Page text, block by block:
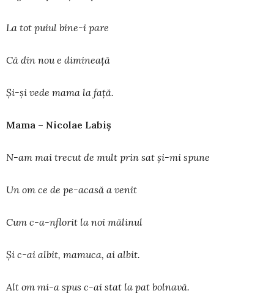
La tot puiul bine-i pare
Că din nou e dimineață
Și-și vede mama la față.
Mama – Nicolae Labiș
N-am mai trecut de mult prin sat și-mi spune
Un om ce de pe-acasă a venit
Cum c-a-nflorit la noi mălinul
Și c-ai albit, mamuca, ai albit.
Alt om mi-a spus c-ai stat la pat bolnavă.